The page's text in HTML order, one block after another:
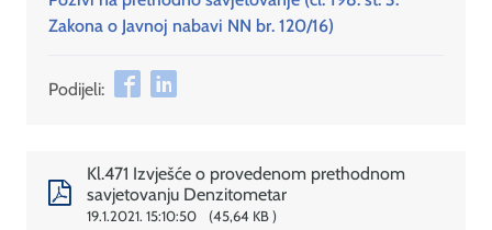
Zakona o Javnoj nabavi NN br. 120/16)
Podijeli:
Kl.471 Izvješće o provedenom prethodnom
savjetovanju Denzitometar
19.1.2021. 15:10:50 45,64 KB